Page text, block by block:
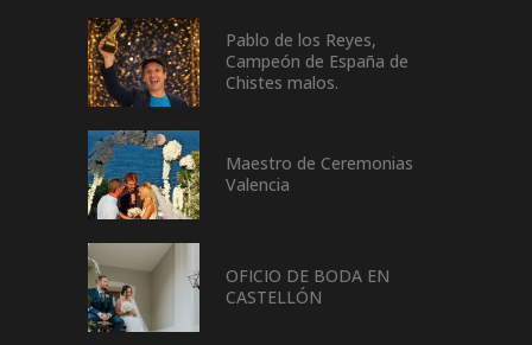
Pablo de los Reyes,
Campeón de España de
Chistes malos.
Maestro de Ceremonias
Valencia
OFICIO DE BODA EN
CASTELLÓN